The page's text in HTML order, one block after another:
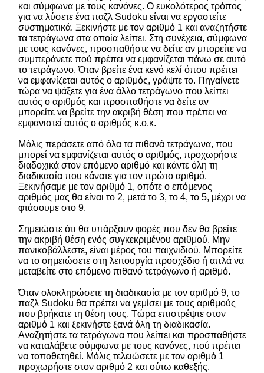
και σύμφωνα με τους κανόνες. Ο ευκολότερος τρόπος
για να λύσετε ένα παζλ Sudoku είναι να εργαστείτε
συστηματικά. Ξεκινήστε με τον αριθμό 1 και αναζητήστε
τα τετράγωνα στα οποία λείπει. Στη συνέχεια, σύμφωνα
με τους κανόνες, προσπαθήστε να δείτε αν μπορείτε να
συμπεράνετε πού πρέπει να εμφανίζεται πάνω σε αυτό
το τετράγωνο. Όταν βρείτε ένα κενό κελί όπου πρέπει
να εμφανίζεται αυτός ο αριθμός, γράψτε το. Πηγαίνετε
τώρα να ψάξετε για ένα άλλο τετράγωνο που λείπει
αυτός ο αριθμός και προσπαθήστε να δείτε αν
μπορείτε να βρείτε την ακριβή θέση που πρέπει να
εμφανιστεί αυτός ο αριθμός κ.ο.κ.
Μόλις περάσετε από όλα τα πιθανά τετράγωνα, που
μπορεί να εμφανίζεται αυτός ο αριθμός, προχωρήστε
διαδοχικά στον επόμενο αριθμό και κάντε όλη τη
διαδικασία που κάνατε για τον πρώτο αριθμό.
Ξεκινήσαμε με τον αριθμό 1, οπότε ο επόμενος
αριθμός μας θα είναι το 2, μετά το 3, το 4, το 5, μέχρι να
φτάσουμε στο 9.
Σημειώστε ότι θα υπάρξουν φορές που δεν θα βρείτε
την ακριβή θέση ενός συγκεκριμένου αριθμού. Μην
πανικοβάλλεστε, είναι μέρος του παιχνιδιού. Μπορείτε
να το σημειώσετε στη λειτουργία προσχέδιο ή απλά να
μεταβείτε στο επόμενο πιθανό τετράγωνο ή αριθμό.
Όταν ολοκληρώσετε τη διαδικασία με τον αριθμό 9, το
παζλ Sudoku θα πρέπει να γεμίσει με τους αριθμούς
που βρήκατε τη θέση τους. Τώρα επιστρέψτε στον
αριθμό 1 και ξεκινήστε ξανά όλη τη διαδικασία.
Αναζητήστε τα τετράγωνα που λείπει και προσπαθήστε
να καταλάβετε σύμφωνα με τους κανόνες, πού πρέπει
να τοποθετηθεί. Μόλις τελειώσετε με τον αριθμό 1
προχωρήστε στον αριθμό 2 και ούτω καθεξής.